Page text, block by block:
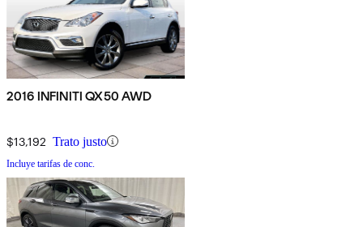
2016 INFINITI QX50 AWD
$13,192 Trato justo
Incluye tarifas de conc.